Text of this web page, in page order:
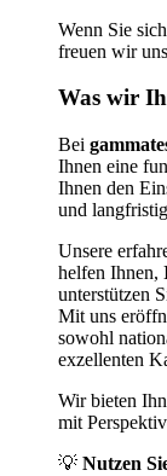
Wenn Sie
freuen wir
Was wir
Bei
Ihnen eine
Ihnen den
und
Unsere
helfen Ihnen,
unterstützen
Mit uns
sowohl
exzellenten
Wir bieten
mit
💡 Nutzen